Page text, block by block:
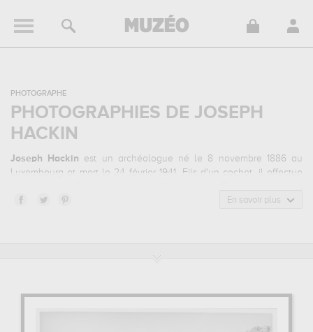
PHOTOGRAPHE
PHOTOGRAPHIES DE JOSEPH
HACKIN
Joseph Hackin est un archéologue né le 8 novembre 1886 au
Luxembourg et mort le 24 février 1941. Fils d'un cochet, il effectue
deux diplômes : le diplôme de l'École des langues orientales et
Paris. La même année, il s'inscrit à l'École pratique des Hautes
adjoint du musée Guimet. Hackin prend part à la Première Guerre
devenir suite à trois blessures lieutenant commandant de
En savoir plus